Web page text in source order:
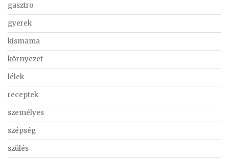
gasztro
gyerek
kismama
környezet
lélek
receptek
személyes
szépség
szülés